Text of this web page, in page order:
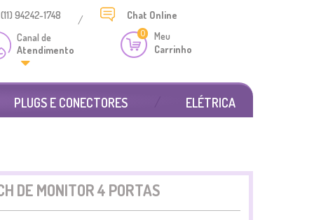
(11) 94242-1748 / Chat Online
Canal de
Atendimento
Meu
Carrinho
0
PLUGS E CONECTORES ELÉTRICA
DE MONITOR 4 PORTAS